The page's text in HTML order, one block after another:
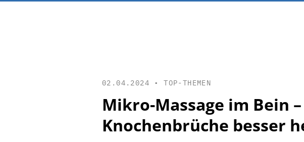
02.04.2024 •TOP-THEMEN
Mikro-Massage im Bein
Knochenbrüche besser